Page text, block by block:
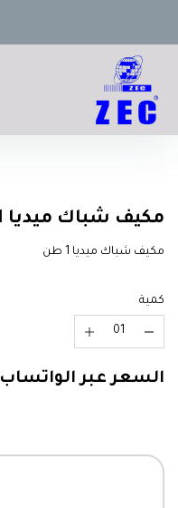
مكيف شباك ميديا 1 طن
مكيف شباك ميديا 1 طن
كمية
السعر عبر الواتساب